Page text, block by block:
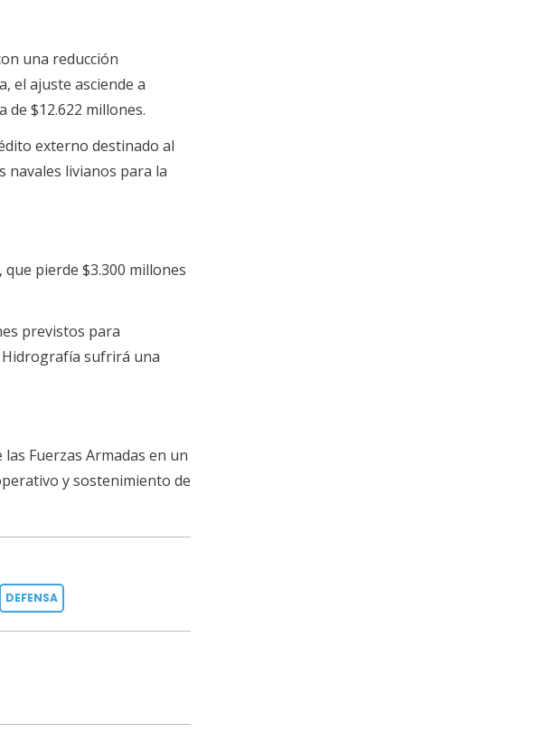
una reducción
el ajuste asciende a
$12.622 millones.
externo destinado al
navales livianos para la
que pierde $3.300 millones
previstos para
Hidrografía sufrirá una
Fuerzas Armadas en un
y sostenimiento de
DEFENSA